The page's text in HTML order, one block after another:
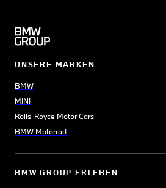
UNSERE MARKEN
BMW
MINI
Rolls-Royce Motor Cars
BMW Motorrad
BMW GROUP ERLEBEN